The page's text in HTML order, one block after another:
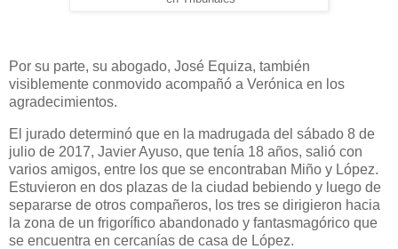
Por su parte, su abogado, José Equiza, también
visiblemente conmovido acompañó a Verónica en los
agradecimientos.
El jurado determinó que en la madrugada del sábado 8 de
julio de 2017, Javier Ayuso, que tenía 18 años, salió con
varios amigos, entre los que se encontraban Miño y López.
Estuvieron en dos plazas de la ciudad bebiendo y luego de
separarse de otros compañeros, los tres se dirigieron hacia
la zona de un frigorífico abandonado y fantasmagórico que
se encuentra en cercanías de casa de López.